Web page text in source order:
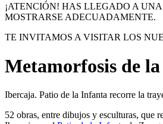
¡ATENCIÓN! HAS LLEGADO A
MOSTRARSE ADECUADAMENTE.
TE INVITAMOS A VISITAR LOS
Metamorfosis de
Ibercaja. Patio de la Infanta recorre la
52 obras, entre dibujos y esculturas, que